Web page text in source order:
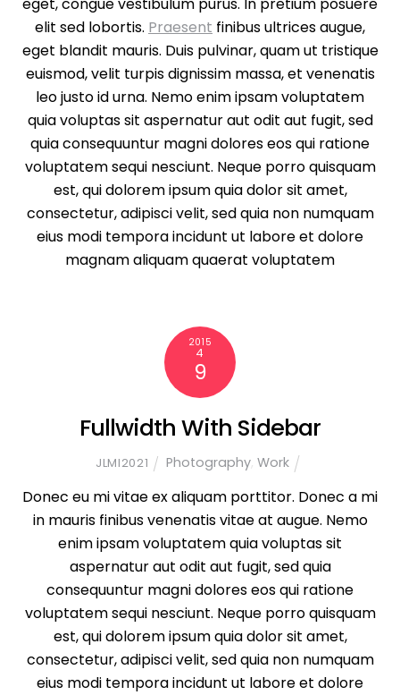
elit sed lobortis. Praesent finibus ultrices augue,
eget blandit mauris. Duis pulvinar, quam ut tristique
euismod, velit turpis dignissim massa, et venenatis
leo justo id urna. Nemo enim ipsam voluptatem
quia voluptas sit aspernatur aut odit aut fugit, sed
quia consequuntur magni dolores eos qui ratione
voluptatem sequi nesciunt. Neque porro quisquam
est, qui dolorem ipsum quia dolor sit amet,
consectetur, adipisci velit, sed quia non numquam
eius modi tempora incidunt ut labore et dolore
magnam aliquam quaerat voluptatem
2015
4
9
Fullwidth With Sidebar
JLMI2021 Photography, Work
Donec eu mi vitae ex aliquam porttitor. Donec a mi
in mauris finibus venenatis vitae at augue. Nemo
enim ipsam voluptatem quia voluptas sit
aspernatur aut odit aut fugit, sed quia
consequuntur magni dolores eos qui ratione
voluptatem sequi nesciunt. Neque porro quisquam
est, qui dolorem ipsum quia dolor sit amet,
consectetur, adipisci velit, sed quia non numquam
eius modi tempora incidunt ut labore et dolore